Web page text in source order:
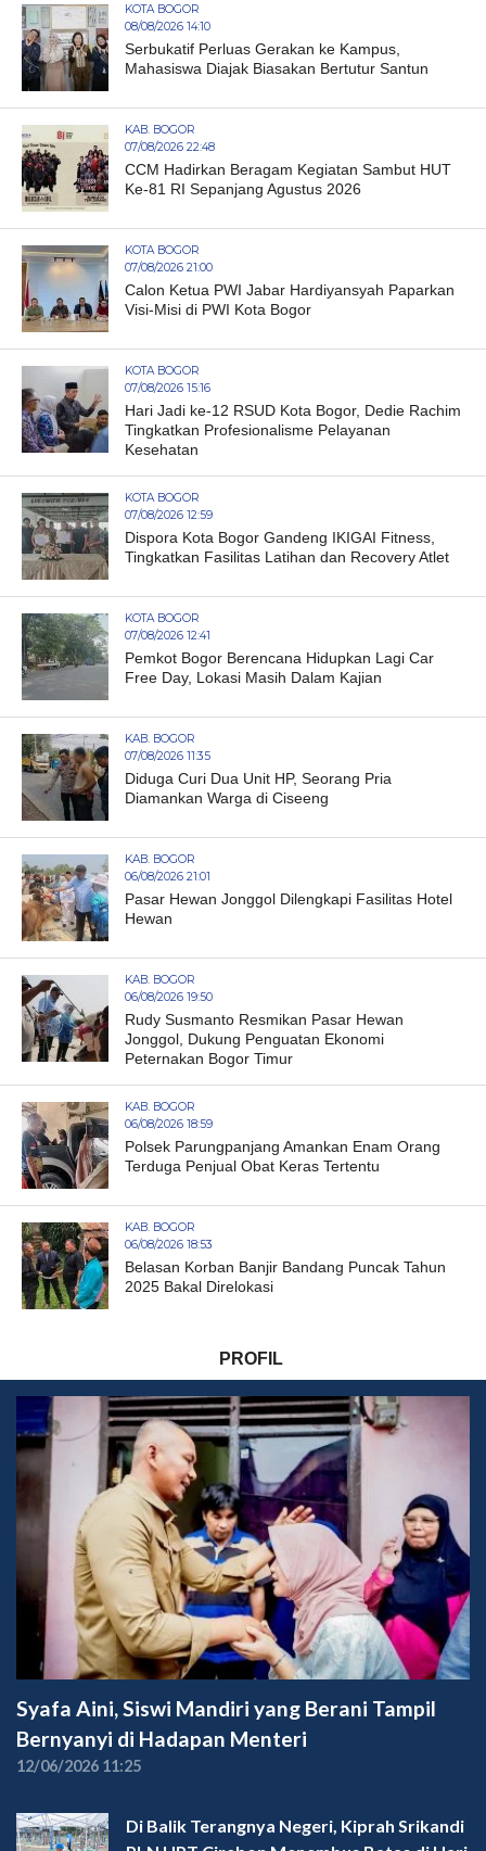
KOTA BOGOR
08/08/2026 14:10
Serbukatif Perluas Gerakan ke Kampus,
Mahasiswa Diajak Biasakan Bertutur Santun
KAB. BOGOR
07/08/2026 22:48
CCM Hadirkan Beragam Kegiatan Sambut HUT
Ke-81 RI Sepanjang Agustus 2026
KOTA BOGOR
07/08/2026 21:00
Calon Ketua PWI Jabar Hardiyansyah Paparkan
Visi-Misi di PWI Kota Bogor
KOTA BOGOR
07/08/2026 15:16
Hari Jadi ke-12 RSUD Kota Bogor, Dedie Rachim
Tingkatkan Profesionalisme Pelayanan
Kesehatan
KOTA BOGOR
07/08/2026 12:59
Dispora Kota Bogor Gandeng IKIGAI Fitness,
Tingkatkan Fasilitas Latihan dan Recovery Atlet
KOTA BOGOR
07/08/2026 12:41
Pemkot Bogor Berencana Hidupkan Lagi Car
Free Day, Lokasi Masih Dalam Kajian
KAB. BOGOR
07/08/2026 11:35
Diduga Curi Dua Unit HP, Seorang Pria
Diamankan Warga di Ciseeng
KAB. BOGOR
06/08/2026 21:01
Pasar Hewan Jonggol Dilengkapi Fasilitas Hotel
Hewan
KAB. BOGOR
06/08/2026 19:50
Rudy Susmanto Resmikan Pasar Hewan
Jonggol, Dukung Penguatan Ekonomi
Peternakan Bogor Timur
KAB. BOGOR
06/08/2026 18:59
Polsek Parungpanjang Amankan Enam Orang
Terduga Penjual Obat Keras Tertentu
KAB. BOGOR
06/08/2026 18:53
Belasan Korban Banjir Bandang Puncak Tahun
2025 Bakal Direlokasi
PROFIL
Syafa Aini, Siswi Mandiri yang Berani Tampil
Bernyanyi di Hadapan Menteri
12/06/2026 11:25
Di Balik Terangnya Negeri, Kiprah Srikandi